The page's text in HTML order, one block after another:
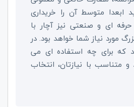
ابعدا متوسط آن را خریداری
ای و صنعتی نیز آچار با
مورد نیاز شما خواهد بود. در
که برای چه استفاده ای می
و متناسب با نیازتان، انتخاب